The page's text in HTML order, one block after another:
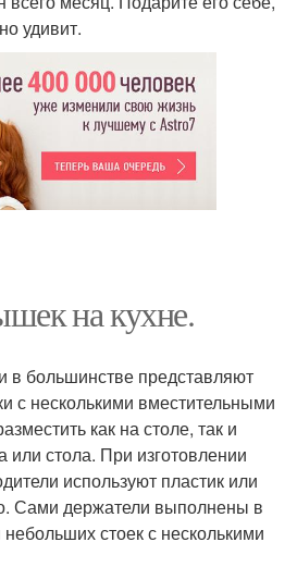
удивит.
на кухне.
в большинстве представляют
с несколькими вместительными
как на столе, так и
или стола. При изготовлении
используют пластик или
Сами держатели выполнены в
стоек с несколькими